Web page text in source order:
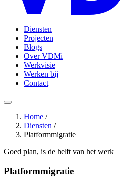
Diensten
Projecten
Blogs
Over VDMi
Werkvisie
Werken bij
Contact
Home /
Diensten /
Platformmigratie
Goed plan, is de helft van het werk
Platformmigratie